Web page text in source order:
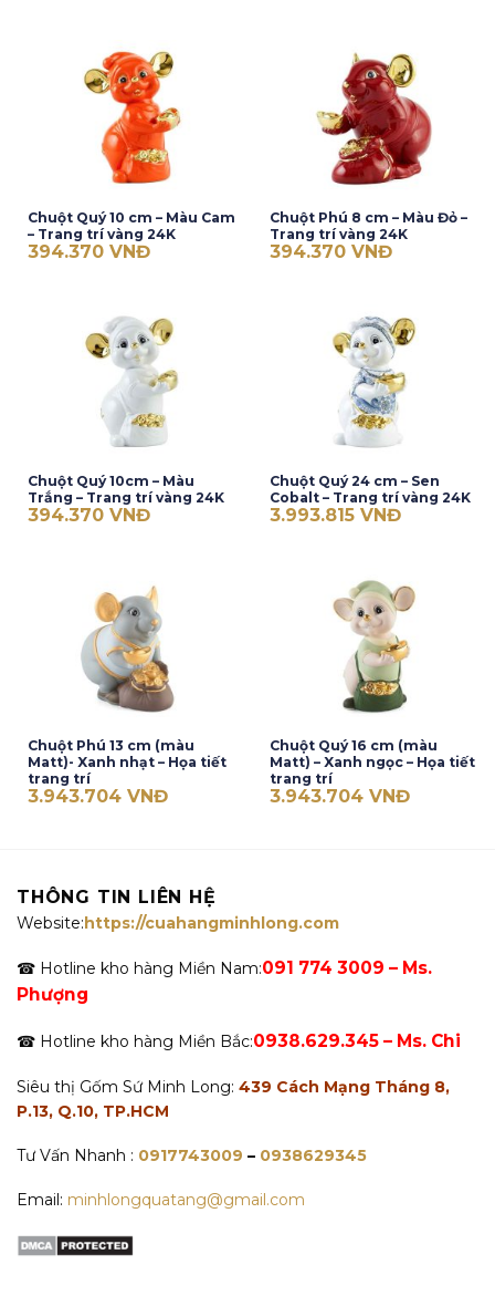
Chuột Quý 10 cm – Màu Cam
– Trang trí vàng 24K
394.370 VNĐ
Chuột Phú 8 cm – Màu Đỏ –
Trang trí vàng 24K
394.370 VNĐ
Chuột Quý 10cm – Màu
Trắng – Trang trí vàng 24K
394.370 VNĐ
Chuột Quý 24 cm – Sen
Cobalt – Trang trí vàng 24K
3.993.815 VNĐ
Chuột Phú 13 cm (màu
Matt)- Xanh nhạt – Họa tiết
trang trí
3.943.704 VNĐ
Chuột Quý 16 cm (màu
Matt) – Xanh ngọc – Họa tiết
trang trí
3.943.704 VNĐ
THÔNG TIN LIÊN HỆ
Website:https://cuahangminhlong.com
☎ Hotline kho hàng Miền Nam:091 774 3009 – Ms.
Phượng
☎ Hotline kho hàng Miền Bắc:0938.629.345 – Ms. Chi
Siêu thị Gốm Sứ Minh Long: 439 Cách Mạng Tháng 8,
P.13, Q.10, TP.HCM
Tư Vấn Nhanh : 0917743009 – 0938629345
Email: minhlongquatang@gmail.com